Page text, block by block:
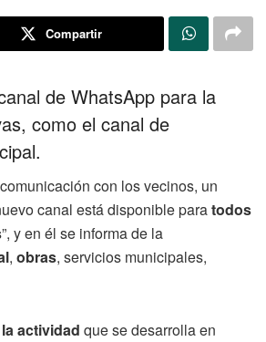
Compartir
de WhatsApp para la
como el canal de
con los vecinos, un
canal está disponible paratodos
”, y en él se informa de la
, obras, servicios municipales,
actividad que se desarrolla en